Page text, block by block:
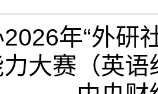
年“外研
大赛（英